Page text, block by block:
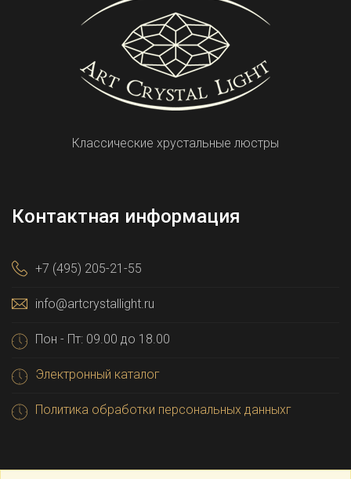
Классические хрустальные люстры
Контактная информация
+7 (495) 205-21-55
info@artcrystallight.ru
Пон - Пт: 09.00 до 18.00
Электронный каталог
Политика обработки персональных данныхг